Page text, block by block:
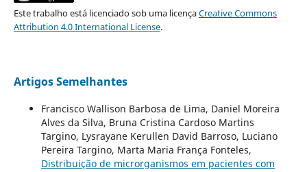
Este trabalho está licenciado sob uma licençaCreative Commons
Attribution 4.0 International License.
Artigos Semelhantes
Francisco Wallison Barbosa de Lima, Daniel Moreira
Alves da Silva, Bruna Cristina Cardoso Martins
Targino, Lysrayane Kerullen David Barroso, Luciano
Pereira Targino, Marta Maria França Fonteles,
Distribuição de microrganismos em pacientes com